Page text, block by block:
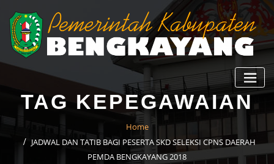
TAG KEPEGAWAIAN
Home
JADWAL DAN TATIB BAGI PESERTA SKD SELEKSI CPNS DAERAH
PEMDA BENGKAYANG 2018